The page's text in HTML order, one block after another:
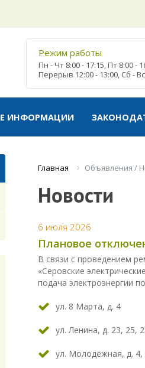
Режим работы
Пн - Чт 8:00 - 17:15, Пт 8:00 -
Перерыв 12:00 - 13:00, Сб - Вс
ИНФОРМАЦИИ
Главная Объявления /
Новости
6 июля 2026
Плановое
В связи с проведением
«Серовские
подача электроэнергии
ул. 8 Марта, д. 4
ул. Ленина, д. 23, 25,
ул. Молодёжная, д. 4,